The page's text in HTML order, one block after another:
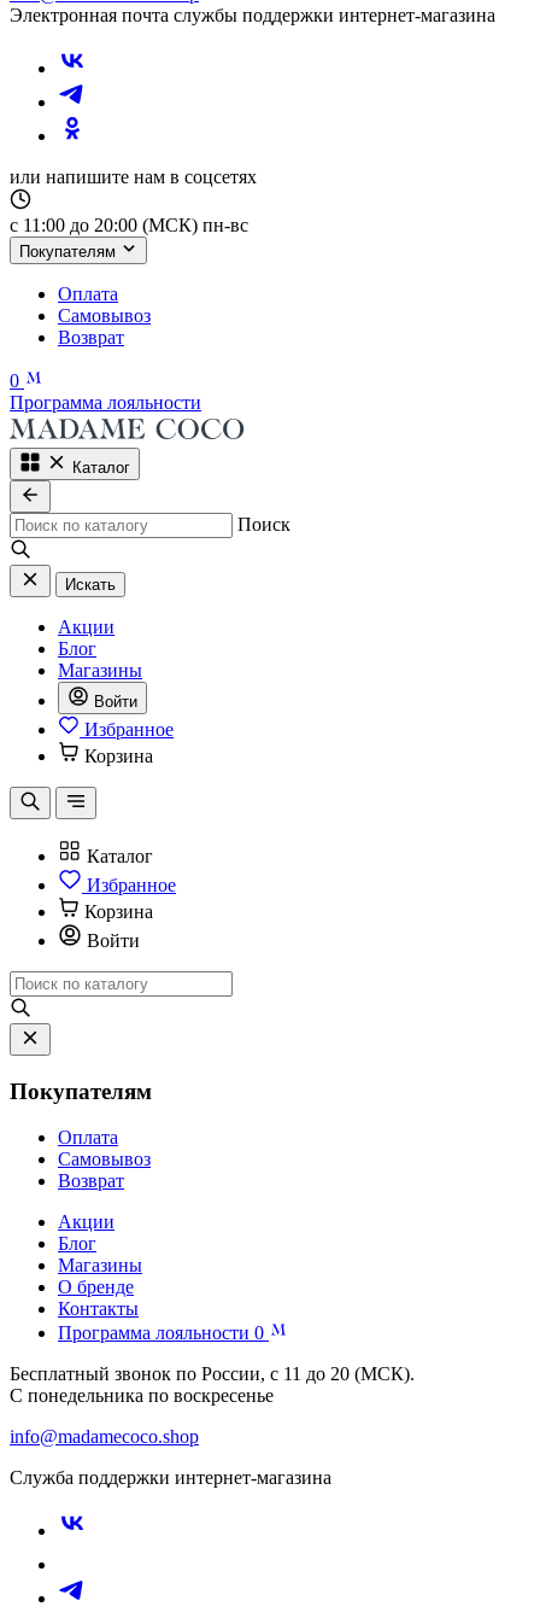
Электронная почта службы поддержки интернет-магазина
или напишите нам в соцсетях
с 11:00 до 20:00 (МСК) пн-вс
Покупателям
Оплата
Самовывоз
Возврат
0
Программа лояльности
Каталог
Поиск
Искать
Акции
Блог
Магазины
Войти
Избранное
Корзина
Каталог
Избранное
Корзина
Войти
Покупателям
Оплата
Самовывоз
Возврат
Акции
Блог
Магазины
О бренде
Контакты
Программа лояльности 0
Бесплатный звонок по России, с 11 до 20 (МСК).
С понедельника по воскресенье
info@madamecoco.shop
Служба поддержки интернет-магазина